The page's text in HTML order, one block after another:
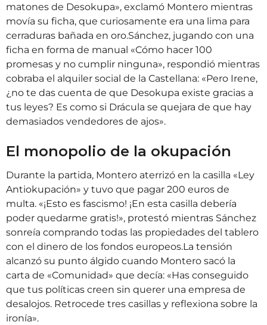
matones de Desokupa», exclamó Montero mientras
movía su ficha, que curiosamente era una lima para
cerraduras bañada en oro.Sánchez, jugando con una
ficha en forma de manual «Cómo hacer 100
promesas y no cumplir ninguna», respondió mientras
cobraba el alquiler social de la Castellana: «Pero Irene,
¿no te das cuenta de que Desokupa existe gracias a
tus leyes? Es como si Drácula se quejara de que hay
demasiados vendedores de ajos».
El monopolio de la okupación
Durante la partida, Montero aterrizó en la casilla «Ley
Antiokupación» y tuvo que pagar 200 euros de
multa. «¡Esto es fascismo! ¡En esta casilla debería
poder quedarme gratis!», protestó mientras Sánchez
sonreía comprando todas las propiedades del tablero
con el dinero de los fondos europeos.La tensión
alcanzó su punto álgido cuando Montero sacó la
carta de «Comunidad» que decía: «Has conseguido
que tus políticas creen sin querer una empresa de
desalojos. Retrocede tres casillas y reflexiona sobre la
ironía».